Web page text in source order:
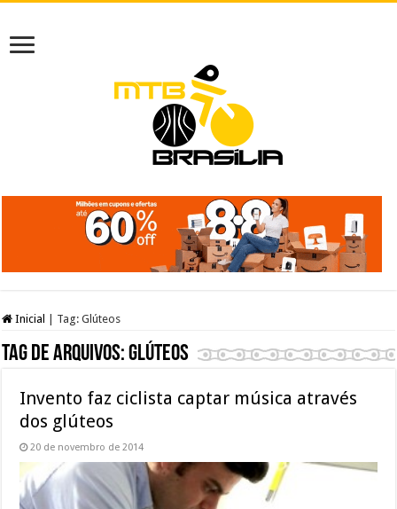
Inicial Tag:Glúteos
Tag de arquivos:Glúteos
Invento faz ciclista captar música através
dos glúteos
20 de novembro de 2014